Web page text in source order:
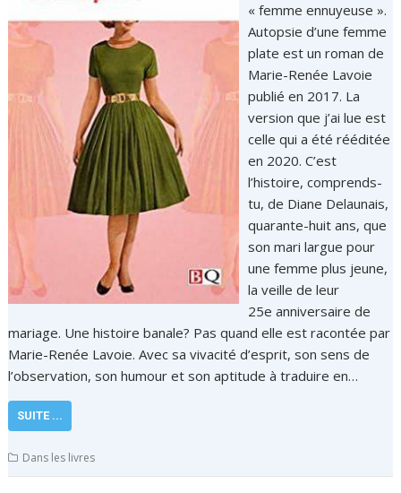
« femme ennuyeuse ».
Autopsie d’une femme
plate est un roman de
Marie-Renée Lavoie
publié en 2017. La
version que j’ai lue est
celle qui a été rééditée
en 2020. C’est
l’histoire, comprends-
tu, de Diane Delaunais,
quarante-huit ans, que
son mari largue pour
une femme plus jeune,
la veille de leur
25e anniversaire de
mariage. Une histoire banale? Pas quand elle est racontée par
Marie-Renée Lavoie. Avec sa vivacité d’esprit, son sens de
l’observation, son humour et son aptitude à traduire en…
SUITE ...
Dans les livres